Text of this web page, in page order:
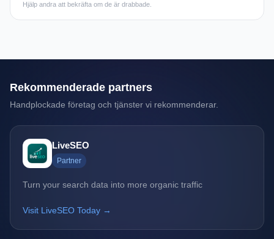
Hjälp andra att bekräfta om de är drabbade.
Rekommenderade partners
Handplockade företag och tjänster vi rekommenderar.
LiveSEO
Partner
Turn your search data into more organic traffic
Visit LiveSEO Today →